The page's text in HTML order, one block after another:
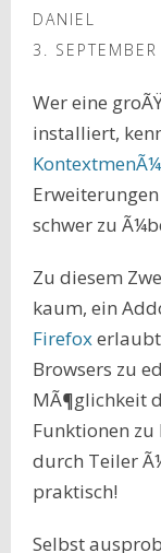
DANIEL
3.
Wer eine
installiert,
schwer zu
Zu diesem
kaum, ein
Firefox
Browsers zu
MÃ¶glichkeit
Funktionen
durch Teiler
praktisch!
Selbst